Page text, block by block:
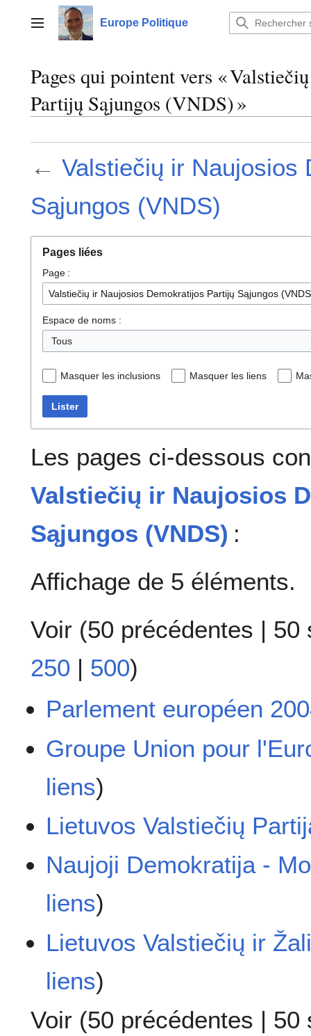
contenuMenu principalEurope Politique
Pages qui pointent vers «
Partijų Sąjungos (VNDS) »
← Valstiečių ir Naujosios
Sąjungos (VNDS)
Pages liées
Page :
Espace de noms :
Tous
Masquer les inclusions Masquer les liens
Lister
Les pages ci-dessous
Valstiečių ir Naujosios
Sąjungos (VNDS) :
Affichage de 5 éléments.
Voir (50 précédentes | 50
250 | 500)
Parlement européen
Groupe Union pour
liens)
Lietuvos Valstiečių
Naujoji Demokratija -
liens)
Lietuvos Valstiečių ir
liens)
Voir (50 précédentes | 50